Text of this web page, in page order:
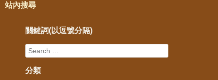
站內搜尋
關鍵詞(以逗號分隔)
分類